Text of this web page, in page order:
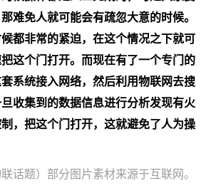
难免人就可能会有疏忽大意的时候。
都非常的紧迫，在这个情况之下就可
这个门打开。而现在有了一个专门的
系统接入网络，然后利用物联网去搜
收集到的数据信息进行分析发现有火
，把这个门打开，这就避免了人为操
话题）部分图片素材来源于互联网。